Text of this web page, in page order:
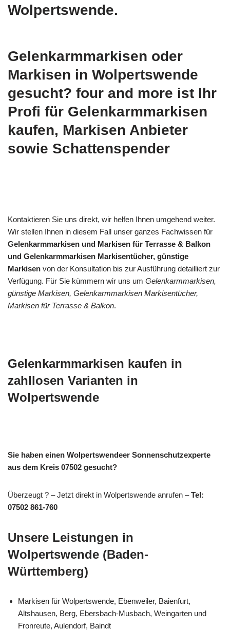
Wolpertswende.
Gelenkarmmarkisen oder
Markisen in Wolpertswende
gesucht? four and more ist Ihr
Profi für Gelenkarmmarkisen
kaufen, Markisen Anbieter
sowie Schattenspender
Kontaktieren Sie uns direkt, wir helfen Ihnen umgehend weiter.
Wir stellen Ihnen in diesem Fall unser ganzes Fachwissen für
Gelenkarmmarkisen und Markisen für Terrasse & Balkon
und Gelenkarmmarkisen Markisentücher, günstige
Markisen von der Konsultation bis zur Ausführung detailliert zur
Verfügung. Für Sie kümmern wir uns um Gelenkarmmarkisen,
günstige Markisen, Gelenkarmmarkisen Markisentücher,
Markisen für Terrasse & Balkon.
Gelenkarmmarkisen kaufen in
zahllosen Varianten in
Wolpertswende
Sie haben einen Wolpertswendeer Sonnenschutzexperte
aus dem Kreis 07502 gesucht?
Überzeugt ? – Jetzt direkt in Wolpertswende anrufen –Tel:
07502 861-760
Unsere Leistungen in
Wolpertswende (Baden-
Württemberg)
Markisen für Wolpertswende, Ebenweiler, Baienfurt,
Altshausen, Berg, Ebersbach-Musbach, Weingarten und
Fronreute, Aulendorf, Baindt